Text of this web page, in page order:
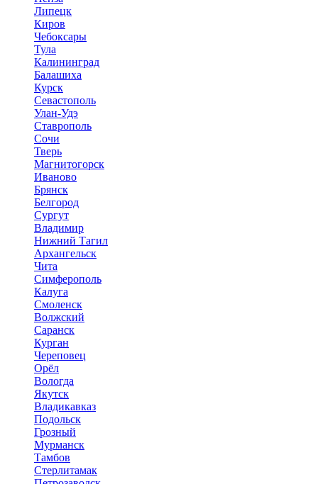
Липецк
Киров
Чебоксары
Тула
Калининград
Балашиха
Курск
Севастополь
Улан-Удэ
Ставрополь
Сочи
Тверь
Магнитогорск
Иваново
Брянск
Белгород
Сургут
Владимир
Нижний Тагил
Архангельск
Чита
Симферополь
Калуга
Смоленск
Волжский
Саранск
Курган
Череповец
Орёл
Вологда
Якутск
Владикавказ
Подольск
Грозный
Мурманск
Тамбов
Стерлитамак